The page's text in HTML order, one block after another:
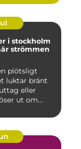
i stockholm
strömmen
plötsligt
luktar bränt
eller
ut om...